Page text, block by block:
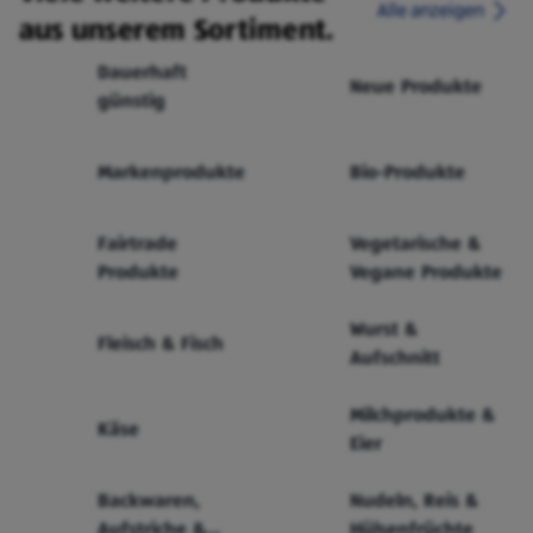
aus unserem Sortiment.
Alle anzeigen
Dauerhaft
günstig
Neue Produkte
Markenprodukte Bio-Produkte
Fairtrade
Produkte
Vegetarische &
Vegane Produkte
Fleisch & Fisch
Wurst &
Aufschnitt
Käse
Milchprodukte &
Eier
Backwaren,
Nudeln, Reis &